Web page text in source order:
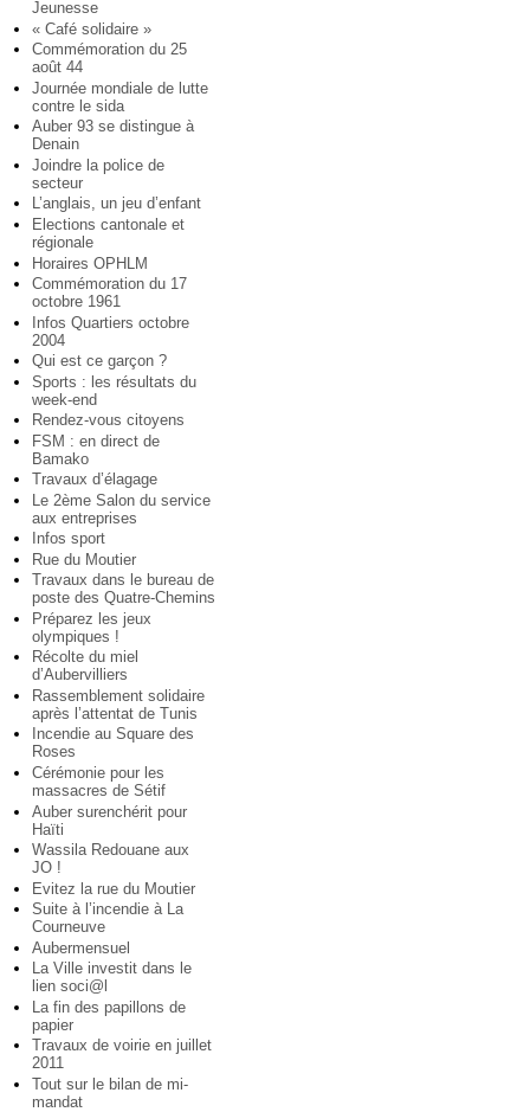
Jeunesse
« Café solidaire »
Commémoration du 25
août 44
Journée mondiale de lutte
contre le sida
Auber 93 se distingue à
Denain
Joindre la police de
secteur
L’anglais, un jeu d’enfant
Elections cantonale et
régionale
Horaires OPHLM
Commémoration du 17
octobre 1961
Infos Quartiers octobre
2004
Qui est ce garçon ?
Sports : les résultats du
week-end
Rendez-vous citoyens
FSM : en direct de
Bamako
Travaux d’élagage
Le 2ème Salon du service
aux entreprises
Infos sport
Rue du Moutier
Travaux dans le bureau de
poste des Quatre-Chemins
Préparez les jeux
olympiques !
Récolte du miel
d’Aubervilliers
Rassemblement solidaire
après l’attentat de Tunis
Incendie au Square des
Roses
Cérémonie pour les
massacres de Sétif
Auber surenchérit pour
Haïti
Wassila Redouane aux
JO !
Evitez la rue du Moutier
Suite à l’incendie à La
Courneuve
Aubermensuel
La Ville investit dans le
lien soci@l
La fin des papillons de
papier
Travaux de voirie en juillet
2011
Tout sur le bilan de mi-
mandat